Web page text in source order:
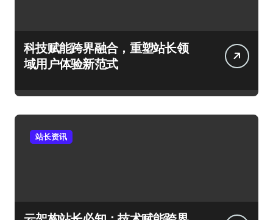
科技赋能跨界融合，重塑站长领
域用户体验新范式
站长资讯